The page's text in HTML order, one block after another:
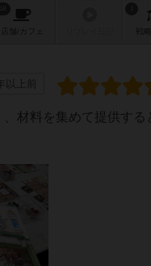
店舗/ カフェ 戦略
以上前
材料を集めて提供す